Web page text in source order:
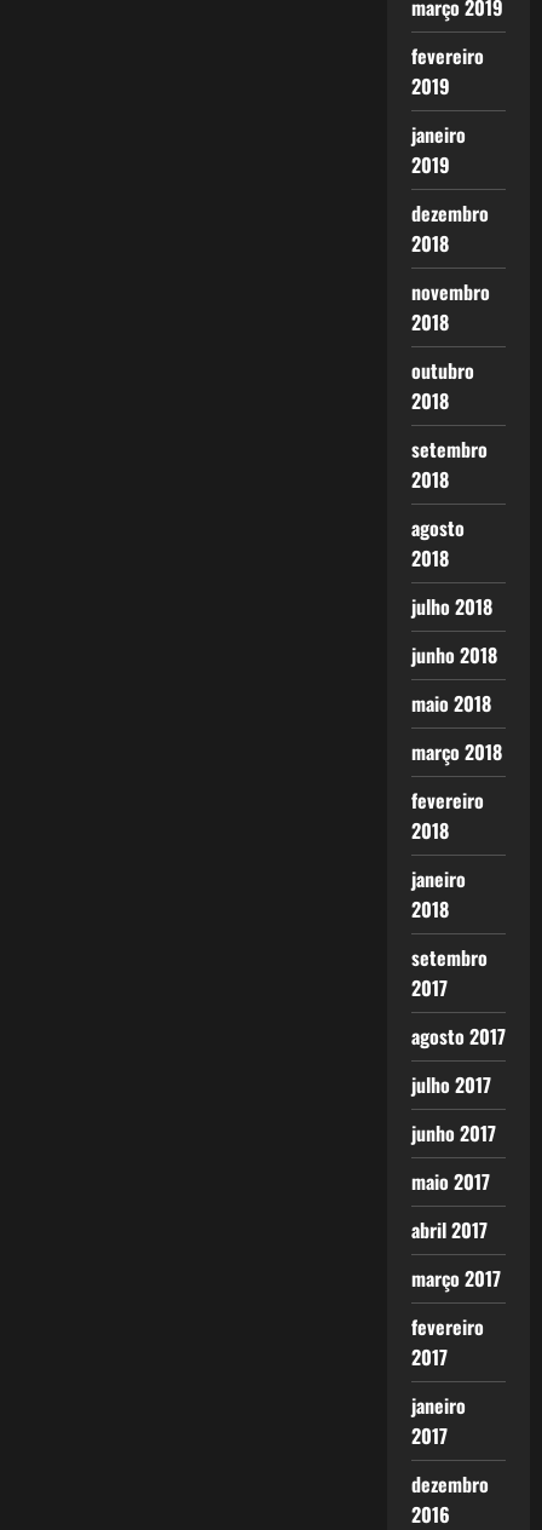
março 2019
fevereiro
2019
janeiro
2019
dezembro
2018
novembro
2018
outubro
2018
setembro
2018
agosto
2018
julho 2018
junho 2018
maio 2018
março 2018
fevereiro
2018
janeiro
2018
setembro
2017
agosto 2017
julho 2017
junho 2017
maio 2017
abril 2017
março 2017
fevereiro
2017
janeiro
2017
dezembro
2016